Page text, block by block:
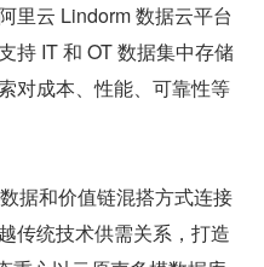
里云 Lindorm 数据云平台
持 IT 和 OT 数据集中存储
对成本、性能、可靠性等
据和价值链混搭方式连接
传统技术供需关系，打造